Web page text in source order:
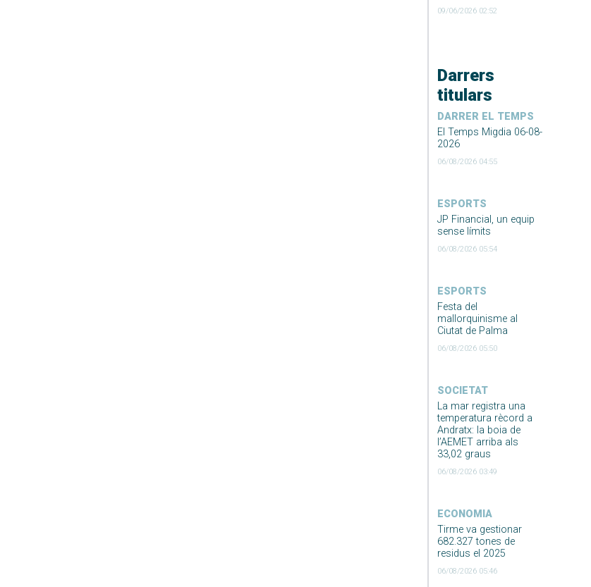
09/06/2026 02:52
Darrers
titulars
DARRER EL TEMPS
El Temps Migdia 06-08-
2026
06/08/2026 04:55
ESPORTS
JP Financial, un equip
sense límits
06/08/2026 05:54
ESPORTS
Festa del
mallorquinisme al
Ciutat de Palma
06/08/2026 05:50
SOCIETAT
La mar registra una
temperatura rècord a
Andratx: la boia de
l’AEMET arriba als
33,02 graus
06/08/2026 03:49
ECONOMIA
Tirme va gestionar
682.327 tones de
residus el 2025
06/08/2026 05:46